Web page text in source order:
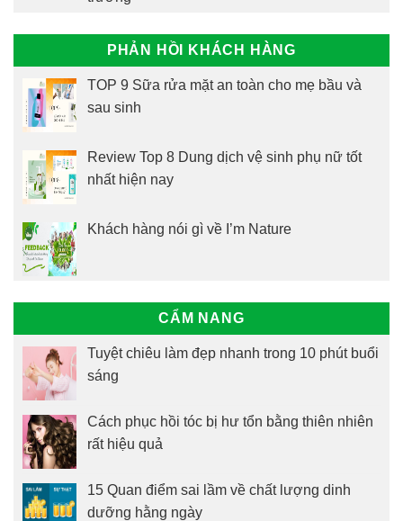
PHẢN HỒI KHÁCH HÀNG
TOP 9 Sữa rửa mặt an toàn cho mẹ bầu và
sau sinh
Review Top 8 Dung dịch vệ sinh phụ nữ tốt
nhất hiện nay
Khách hàng nói gì về I’m Nature
CẨM NANG
Tuyệt chiêu làm đẹp nhanh trong 10 phút buổi
sáng
Cách phục hồi tóc bị hư tổn bằng thiên nhiên
rất hiệu quả
15 Quan điểm sai lầm về chất lượng dinh
dưỡng hằng ngày